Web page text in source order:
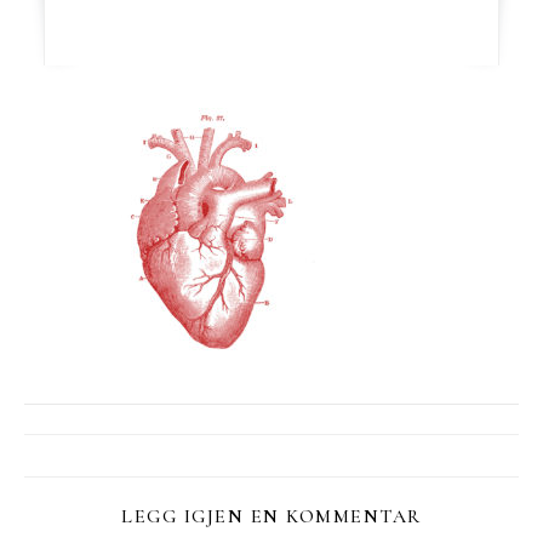
LEGG IGJEN EN KOMMENTAR